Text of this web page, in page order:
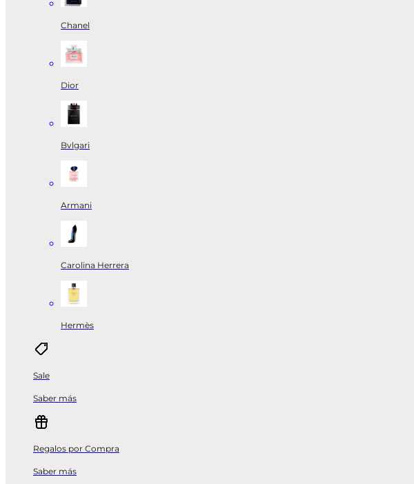
Chanel
Dior
Bvlgari
Armani
Carolina Herrera
Hermès
Sale
Saber más
Regalos por Compra
Saber más